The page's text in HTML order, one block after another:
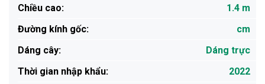
Chiều cao:
1.4 m
Đường kính gốc:
cm
Dáng cây:
Dáng trực
Thời gian nhập khẩu:
2022